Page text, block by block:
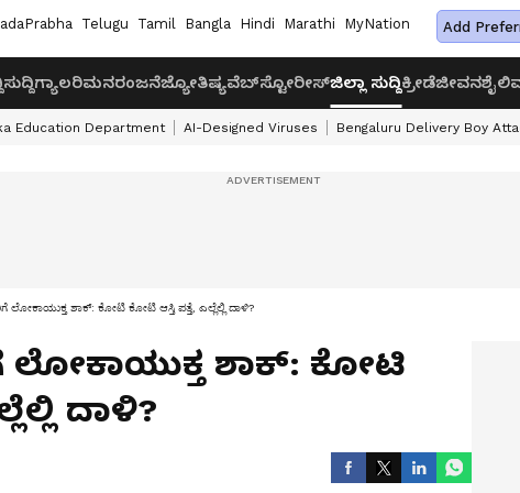
Telugu Tamil Bangla Hindi Marathi MyNation Add
ಸುದ್ದಿಗ್ಯಾಲರಿಮನರಂಜನೆಜ್ಯೋತಿಷ್ಯವೆಬ್‌ಸ್ಟೋರೀಸ್ಜಿಲ್ಲಾ ಸುದ್ದಿಕ್ರೀಡೆಜೀವನಶೈಲಿ
Education Department AI-Designed Viruses Bengaluru Delivery Boy
ಲೋಕಾಯುಕ್ತ ಶಾಕ್: ಕೋಟಿ ಕೋಟಿ ಆಸ್ತಿ ಪತ್ತೆ, ಎಲ್ಲೆಲ್ಲಿ ದಾಳಿ?
ಲೋಕಾಯುಕ್ತ ಶಾಕ್: ಕೋಟಿ
ದಾಳಿ?